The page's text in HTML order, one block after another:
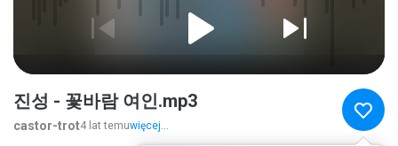
진성 - 꽃바람 여인.mp3
castor-trot4 lat temuwięcej...